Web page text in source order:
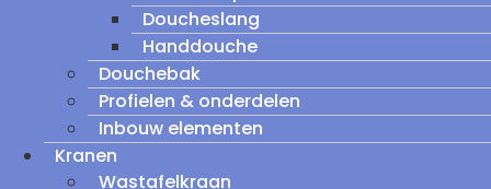
Doucheslang
Handdouche
Douchebak
Profielen & onderdelen
Inbouw elementen
Kranen
Wastafelkraan